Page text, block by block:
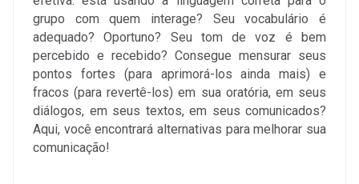
grupo com quem interage? Seu vocabulário é
adequado? Oportuno? Seu tom de voz é bem
percebido e recebido? Consegue mensurar seus
pontos fortes (para aprimorá-los ainda mais) e
fracos (para revertê-los) em sua oratória, em seus
diálogos, em seus textos, em seus comunicados?
Aqui, você encontrará alternativas para melhorar sua
comunicação!